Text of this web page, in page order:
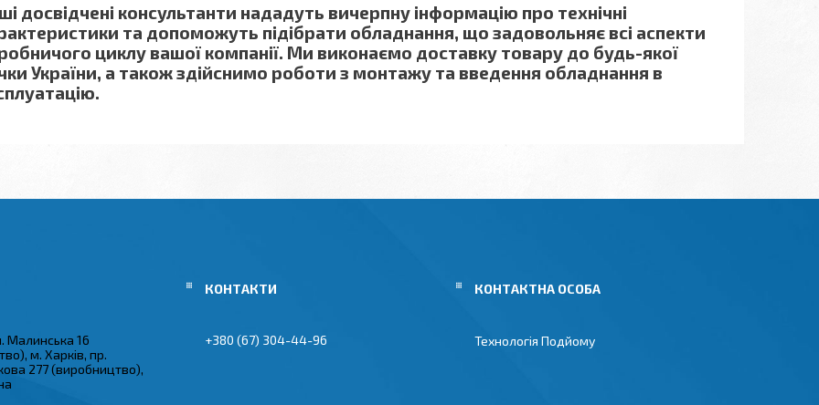
досвідчені консультанти нададуть вичерпну інформацію про технічні
та допоможуть підібрати обладнання, що задовольняє всі аспекти
циклу вашої компанії. Ми виконаємо доставку товару до будь-якої
України, а також здійснимо роботи з монтажу та введення обладнання в
Малинська 16
м. Харків, пр.
277 (виробництво),
+380 (67) 304-44-96 Технологія Подйому